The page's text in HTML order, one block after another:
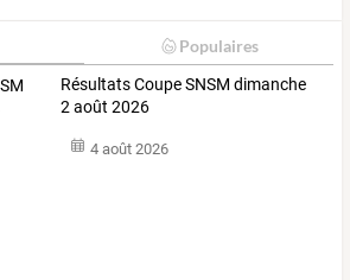
Populaires
Résultats Coupe SNSM dimanche
2 août 2026
4 août 2026